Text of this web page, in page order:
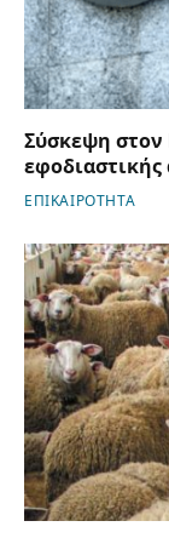
Σύσκεψη στον
ΕΠΙΚΑΙΡΟΤΗΤΑ